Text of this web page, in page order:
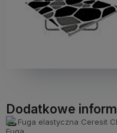
Dodatkowe
Fuga elastyczna Ceresit